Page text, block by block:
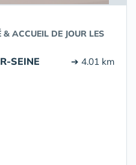
& ACCUEIL DE JOUR LES
SEINE ➔ 4.01 km